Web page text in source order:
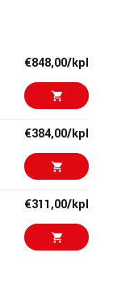
€848,00/kpl
€384,00/kpl
€311,00/kpl